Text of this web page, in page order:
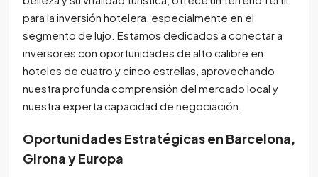
para la inversión hotelera, especialmente en el
segmento de lujo. Estamos dedicados a conectar a
inversores con oportunidades de alto calibre en
hoteles de cuatro y cinco estrellas, aprovechando
nuestra profunda comprensión del mercado local y
nuestra experta capacidad de negociación.
Oportunidades Estratégicas en Barcelona,
Girona y Europa